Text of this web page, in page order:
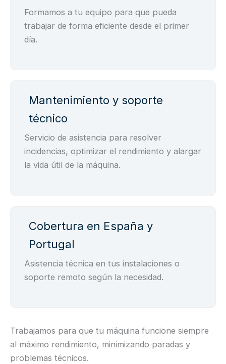
Formamos a tu equipo para que pueda
trabajar de forma eficiente desde el primer
día.
Mantenimiento y soporte
técnico
Servicio de asistencia para resolver
incidencias, optimizar el rendimiento y alargar
la vida útil de la máquina.
Cobertura en España y
Portugal
Asistencia técnica en tus instalaciones o
soporte remoto según la necesidad.
Trabajamos para que tu máquina funcione siempre
al máximo rendimiento, minimizando paradas y
problemas técnicos.